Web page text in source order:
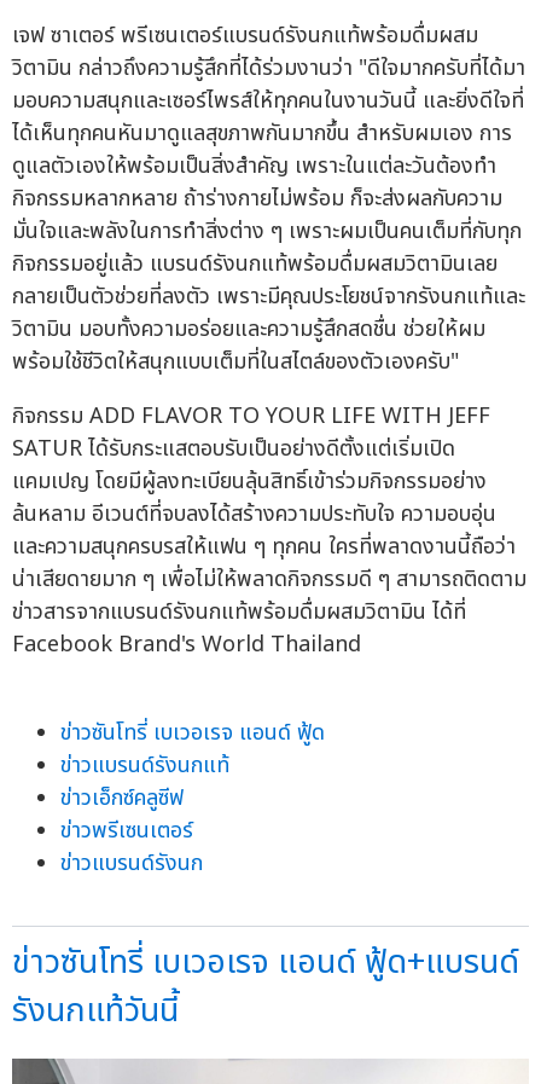
เจฟ ซาเตอร์ พรีเซนเตอร์แบรนด์รังนกแท้พร้อมดื่มผสม
วิตามิน กล่าวถึงความรู้สึกที่ได้ร่วมงานว่า "ดีใจมากครับที่ได้มา
มอบความสนุกและเซอร์ไพรส์ให้ทุกคนในงานวันนี้ และยิ่งดีใจที่
ได้เห็นทุกคนหันมาดูแลสุขภาพกันมากขึ้น สำหรับผมเอง การ
ดูแลตัวเองให้พร้อมเป็นสิ่งสำคัญ เพราะในแต่ละวันต้องทำ
กิจกรรมหลากหลาย ถ้าร่างกายไม่พร้อม ก็จะส่งผลกับความ
มั่นใจและพลังในการทำสิ่งต่าง ๆ เพราะผมเป็นคนเต็มที่กับทุก
กิจกรรมอยู่แล้ว แบรนด์รังนกแท้พร้อมดื่มผสมวิตามินเลย
กลายเป็นตัวช่วยที่ลงตัว เพราะมีคุณประโยชน์จากรังนกแท้และ
วิตามิน มอบทั้งความอร่อยและความรู้สึกสดชื่น ช่วยให้ผม
พร้อมใช้ชีวิตให้สนุกแบบเต็มที่ในสไตล์ของตัวเองครับ"
กิจกรรม ADD FLAVOR TO YOUR LIFE WITH JEFF
SATUR ได้รับกระแสตอบรับเป็นอย่างดีตั้งแต่เริ่มเปิด
แคมเปญ โดยมีผู้ลงทะเบียนลุ้นสิทธิ์เข้าร่วมกิจกรรมอย่าง
ล้นหลาม อีเวนต์ที่จบลงได้สร้างความประทับใจ ความอบอุ่น
และความสนุกครบรสให้แฟน ๆ ทุกคน ใครที่พลาดงานนี้ถือว่า
น่าเสียดายมาก ๆ เพื่อไม่ให้พลาดกิจกรรมดี ๆ สามารถติดตาม
ข่าวสารจากแบรนด์รังนกแท้พร้อมดื่มผสมวิตามิน ได้ที่
Facebook Brand's World Thailand
ข่าวซันโทรี่ เบเวอเรจ แอนด์ ฟู้ด
ข่าวแบรนด์รังนกแท้
ข่าวเอ็กซ์คลูซีฟ
ข่าวพรีเซนเตอร์
ข่าวแบรนด์รังนก
ข่าวซันโทรี่ เบเวอเรจ แอนด์ ฟู้ด+แบรนด์
รังนกแท้วันนี้